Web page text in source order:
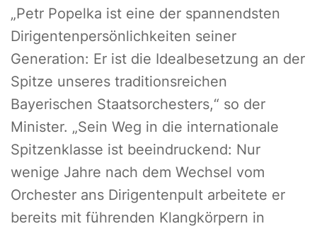
„Petr Popelka ist eine der spannendsten
Dirigentenpersönlichkeiten seiner
Generation: Er ist die Idealbesetzung an der
Spitze unseres traditionsreichen
Bayerischen Staatsorchesters,“ so der
Minister. „Sein Weg in die internationale
Spitzenklasse ist beeindruckend: Nur
wenige Jahre nach dem Wechsel vom
Orchester ans Dirigentenpult arbeitete er
bereits mit führenden Klangkörpern in